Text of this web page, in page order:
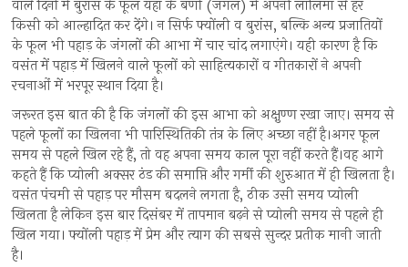
वाले दिनों में बुरांस के फूल यहां के बणों (जंगल) में अपनी लालिमा से हर
किसी को आल्हादित कर देंगे। न सिर्फ फ्योंली व बुरांस, बल्कि अन्य प्रजातियों
के फूल भी पहाड़ के जंगलों की आभा में चार चांद लगाएंगे। यही कारण है कि
वसंत में पहाड़ में खिलने वाले फूलों को साहित्यकारों व गीतकारों ने अपनी
रचनाओं में भरपूर स्थान दिया है।
जरूरत इस बात की है कि जंगलों की इस आभा को अक्षुण्ण रखा जाए। समय से
पहले फूलों का खिलना भी पारिस्थितिकी तंत्र के लिए अच्छा नहीं है।अगर फूल
समय से पहले खिल रहे हैं, तो वह अपना समय काल पूरा नहीं करते हैं।वह आगे
कहते हैं कि प्योली अक्सर ठंड की समाप्ति और गर्मी की शुरुआत में ही खिलता है।
वसंत पंचमी से पहाड़ पर मौसम बदलने लगता है, ठीक उसी समय प्योली
खिलता है लेकिन इस बार दिसंबर में तापमान बढ़ने से प्योली समय से पहले ही
खिल गया। फ्योंली पहाड़ में प्रेम और त्याग की सबसे सुन्दर प्रतीक मानी जाती
है।